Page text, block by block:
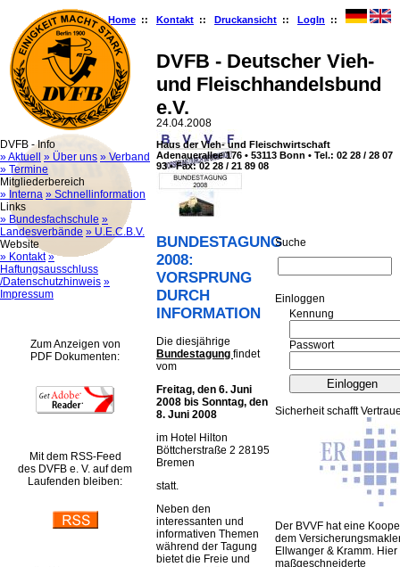
Home :: Kontakt :: Druckansicht :: LogIn ::
DVFB - Deutscher Vieh-
und Fleischhandelsbund
e.V.
Haus der Vieh- und Fleischwirtschaft
Adenauerallee 176 • 53113 Bonn • Tel.: 02 28 / 28 07
93 • Fax: 02 28 / 21 89 08
DVFB - Info
» Aktuell
» Über uns » Verband
» Termine
Mitgliederbereich
» Interna » Schnellinformation
Links
» Bundesfachschule »
Landesverbände » U.E.C.B.V.
Website
» Kontakt »
Haftungsausschluss
/Datenschutzhinweis »
Impressum
Zum Anzeigen von
PDF Dokumenten:
Mit dem RSS-Feed
des DVFB e. V. auf dem
Laufenden bleiben:
24.04.2008
BUNDESTAGUNG
2008:
VORSPRUNG
DURCH
INFORMATION
Die diesjährige
Bundestagung findet
vom
Freitag, den 6. Juni
2008 bis Sonntag, den
8. Juni 2008
im Hotel Hilton
Böttcherstraße 2 28195
Bremen
statt.
Neben den
interessanten und
informativen Themen
während der Tagung
bietet die Freie und
Suche
Ein­log­gen
Kennung
Passwort
Sicherheit schafft
Der BVVF hat eine
dem
Ellwanger & Kramm.
maßgeschneiderte